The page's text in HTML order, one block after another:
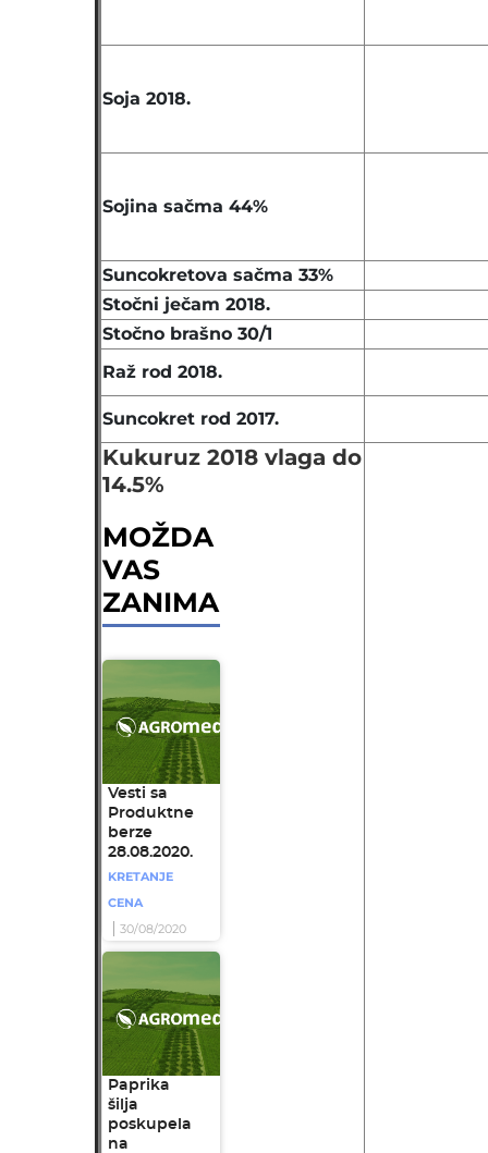
Soja 2018.
Sojina sačma 44%
Suncokretova sačma 33%
Stočni ječam 2018.
Stočno brašno 30/1
Raž rod 2018.
Suncokret rod 2017.
Kukuruz 2018 vlaga do
14.5%
MOŽDA
VAS
ZANIMA
Vesti sa
Produktne
berze
28.08.2020.
KRETANJE
CENA
30/08/2020
Paprika
šilja
poskupela
na